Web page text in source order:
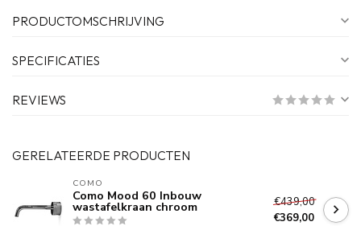
PRODUCTOMSCHRIJVING
SPECIFICATIES
REVIEWS
GERELATEERDE PRODUCTEN
COMO
Como Mood 60 Inbouw
wastafelkraan chroom
€439,00
€369,00